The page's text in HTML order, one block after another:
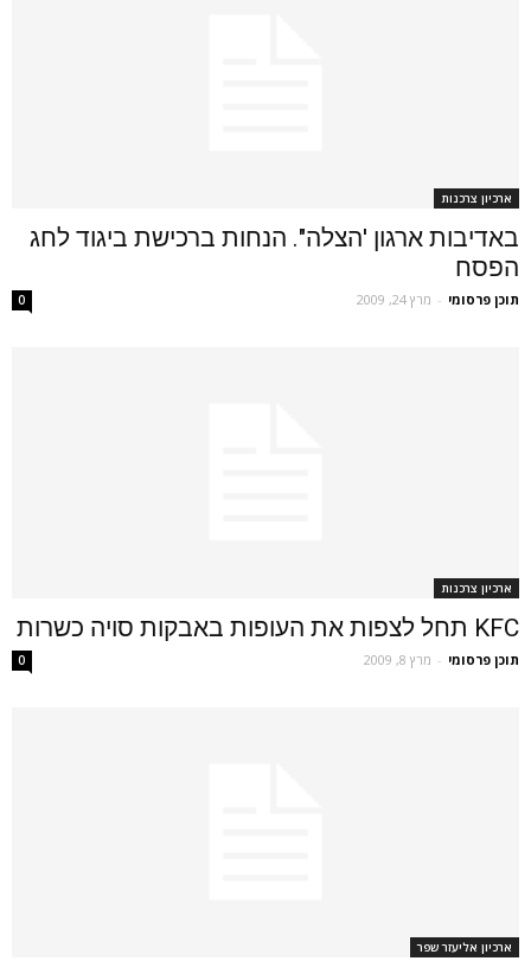
ארכיון צרכנות
באדיבות ארגון 'הצלה". הנחות ברכישת ביגוד לחג
הפסח
תוכן פרסומי - מרץ 24, 2009 0
ארכיון צרכנות
KFC תחל לצפות את העופות באבקות סויה כשרות
תוכן פרסומי - מרץ 8, 2009 0
ארכיון אליעזר שפר